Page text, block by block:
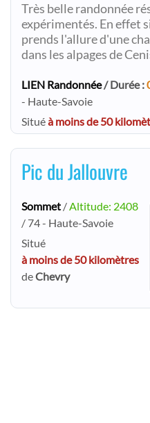
Très belle randonnée
expérimentés. En effet
prends l'allure d'une
dans les alpages de
LIEN Randonnée/ Durée :
- Haute-Savoie
Situéà moins de 50
Pic du Jallouvre
Sommet / Altitude: 2408
/ 74 - Haute-Savoie
Situé
à moins de 50 kilomètres
deChevry